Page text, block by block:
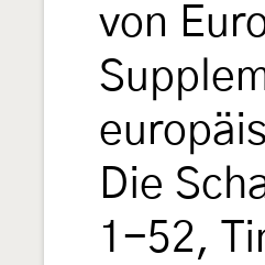
von
Die
1-52,